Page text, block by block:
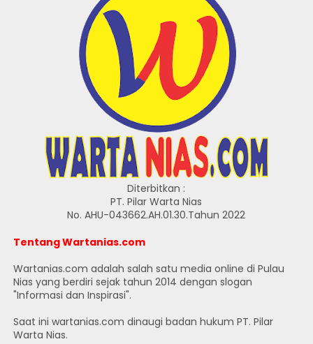
Diterbitkan :
PT. Pilar Warta Nias
No. AHU-043662.AH.01.30.Tahun 2022
Tentang Wartanias.com
Wartanias.com adalah salah satu media online di Pulau
Nias yang berdiri sejak tahun 2014 dengan slogan
"Informasi dan Inspirasi".
Saat ini wartanias.com dinaugi badan hukum PT. Pilar
Warta Nias.